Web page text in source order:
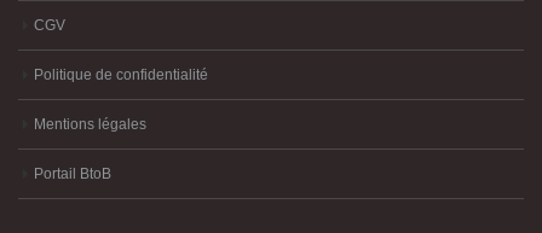
CGV
Politique de confidentialité
Mentions légales
Portail BtoB